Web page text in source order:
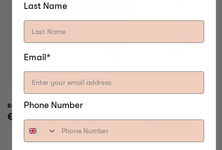
Bradley Raven Smoker
Normale
€799,00
Normale
€999,00
Last Name
Email*
Phone Number